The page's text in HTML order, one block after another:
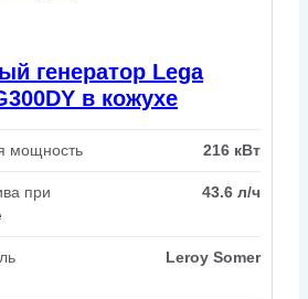
генератор Lega
в кожухе
мощность 216 кВт
при
43.6 л/ч
Leroy Somer